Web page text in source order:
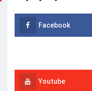
Facebook
Youtube